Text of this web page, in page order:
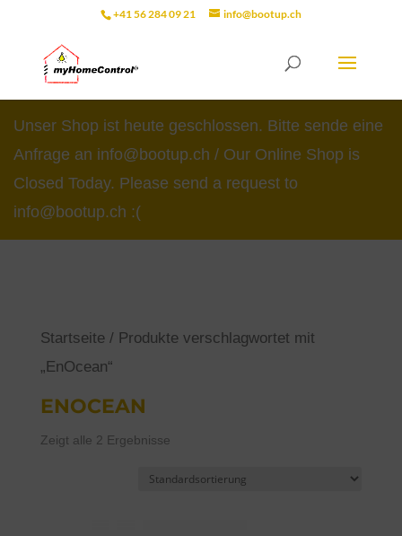
+41 56 284 09 21 info@bootup.ch
Unser Shop ist heute geschlossen. Bitte sende eine
Anfrage an info@bootup.ch / Our Online Shop is
Closed Today. Please send a request to
info@bootup.ch :(
Startseite/ Produkte verschlagwortet mit
„EnOcean“
ENOCEAN
Zeigt alle 2 Ergebnisse